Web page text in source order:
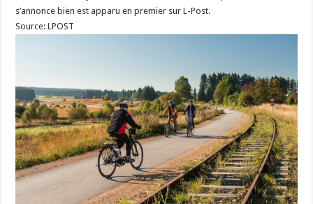
s’annonce bien est apparu en premier sur L-Post.
Source: LPOST